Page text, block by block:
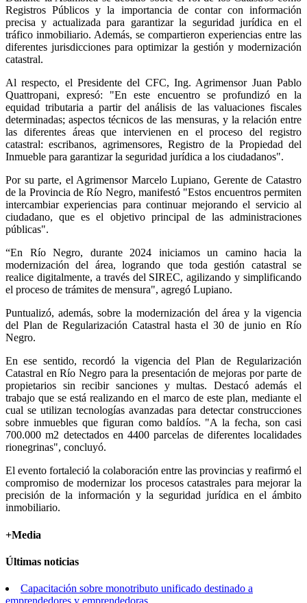
Registros Públicos y la importancia de contar con información
precisa y actualizada para garantizar la seguridad jurídica en el
tráfico inmobiliario. Además, se compartieron experiencias entre las
diferentes jurisdicciones para optimizar la gestión y modernización
catastral.
Al respecto, el Presidente del CFC, Ing. Agrimensor Juan Pablo
Quattropani, expresó: "En este encuentro se profundizó en la
equidad tributaria a partir del análisis de las valuaciones fiscales
determinadas; aspectos técnicos de las mensuras, y la relación entre
las diferentes áreas que intervienen en el proceso del registro
catastral: escribanos, agrimensores, Registro de la Propiedad del
Inmueble para garantizar la seguridad jurídica a los ciudadanos".
Por su parte, el Agrimensor Marcelo Lupiano, Gerente de Catastro
de la Provincia de Río Negro, manifestó "Estos encuentros permiten
intercambiar experiencias para continuar mejorando el servicio al
ciudadano, que es el objetivo principal de las administraciones
públicas".
“En Río Negro, durante 2024 iniciamos un camino hacia la
modernización del área, logrando que toda gestión catastral se
realice digitalmente, a través del SIREC, agilizando y simplificando
el proceso de trámites de mensura", agregó Lupiano.
Puntualizó, además, sobre la modernización del área y la vigencia
del Plan de Regularización Catastral hasta el 30 de junio en Río
Negro.
En ese sentido, recordó la vigencia del Plan de Regularización
Catastral en Río Negro para la presentación de mejoras por parte de
propietarios sin recibir sanciones y multas. Destacó además el
trabajo que se está realizando en el marco de este plan, mediante el
cual se utilizan tecnologías avanzadas para detectar construcciones
sobre inmuebles que figuran como baldíos. "A la fecha, son casi
700.000 m2 detectados en 4400 parcelas de diferentes localidades
rionegrinas", concluyó.
El evento fortaleció la colaboración entre las provincias y reafirmó el
compromiso de modernizar los procesos catastrales para mejorar la
precisión de la información y la seguridad jurídica en el ámbito
inmobiliario.
+Media
Últimas noticias
Capacitación sobre monotributo unificado destinado a